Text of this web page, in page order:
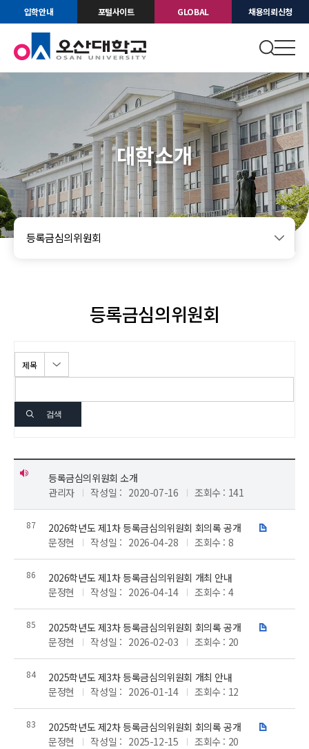
입학안내 포털사이트 GLOBAL 채용의뢰신청
대학소개
등록금심의위원회
등록금심의위원회
검색
등록금심의위원회 소개
관리자
작성일 : 2020-07-16 조회수 : 141
87 2026학년도 제1차 등록금심의위원회 회의록 공개
문정현 작성일 : 2026-04-28 조회수 : 8
86
2026학년도 제1차 등록금심의위원회 개최 안내
문정현
작성일 : 2026-04-14 조회수 : 4
85 2025학년도 제3차 등록금심의위원회 회의록 공개
문정현 작성일 : 2026-02-03 조회수 : 20
84
2025학년도 제3차 등록금심의위원회 개최 안내
문정현
작성일 : 2026-01-14 조회수 : 12
83 2025학년도 제2차 등록금심의위원회 회의록 공개
문정현 작성일 : 2025-12-15 조회수 : 20